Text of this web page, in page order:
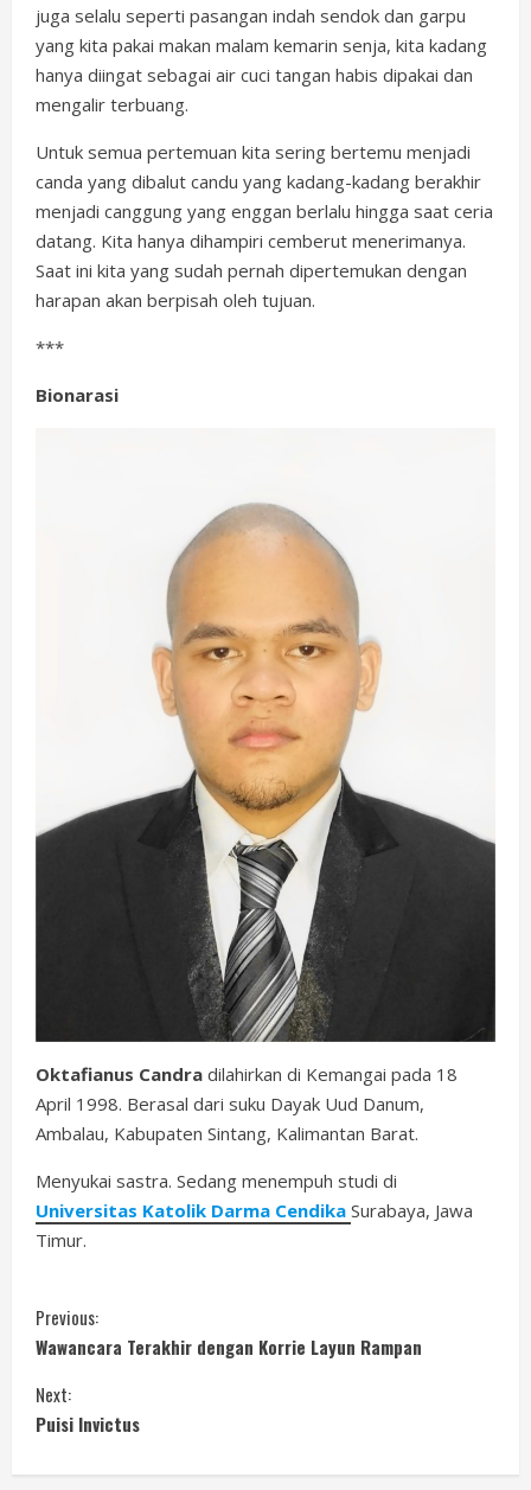
juga selalu seperti pasangan indah sendok dan garpu
yang kita pakai makan malam kemarin senja, kita kadang
hanya diingat sebagai air cuci tangan habis dipakai dan
mengalir terbuang.
Untuk semua pertemuan kita sering bertemu menjadi
canda yang dibalut candu yang kadang-kadang berakhir
menjadi canggung yang enggan berlalu hingga saat ceria
datang. Kita hanya dihampiri cemberut menerimanya.
Saat ini kita yang sudah pernah dipertemukan dengan
harapan akan berpisah oleh tujuan.
***
Bionarasi
Oktafianus Candra dilahirkan di Kemangai pada 18
April 1998. Berasal dari suku Dayak Uud Danum,
Ambalau, Kabupaten Sintang, Kalimantan Barat.
Menyukai sastra. Sedang menempuh studi di
Universitas Katolik Darma Cendika Surabaya, Jawa
Timur.
C
o
n
t
Previous:
Wawancara Terakhir dengan Korrie Layun Rampan
Next:
Puisi Invictus